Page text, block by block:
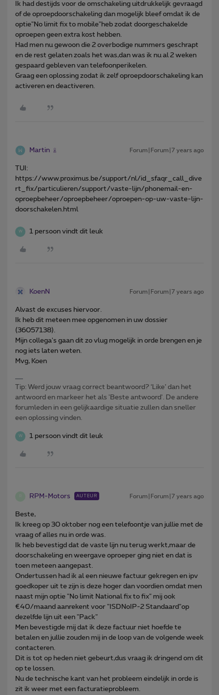
Ik had destijds voor de omschakeling uitdrukkelijk gevraagd
of de oproepdoorschakeling dan mogelijk bleef omdat ik de
optie"No limit fix to mobile"heb zodat doorgeschakelde
oproepen geen extra kost hebben.
Had men nu gewoon die 2 overbodige nummers geschrapt
en de rest gelaten zoals het was,dan was ik nu al 2 weken
gespaard gebleven van telefoonperikelen.
Graag een oplossing zodat ik zelf oproepdoorschakeling kan
activeren en deactiveren.
Martin Forum|Forum|7 years ago
TUI:
https://www.proximus.be/support/nl/id_sfaqr_call_dive
rt_fix/particulieren/support/vaste-lijn/phonemail-en-
oproepbeheer/oproepbeheer/oproepen-op-uw-vaste-lijn-
doorschakelen.html
W 1 persoon vindt dit leuk
KoenN Forum|Forum|7 years ago
Alvast de excuses hiervoor.
Ik heb dit meteen mee opgenomen in uw dossier
(36057138).
Mijn collega's gaan dit zo vlug mogelijk in orde brengen en je
nog iets laten weten.
Mvg, Koen
Tip: Werd jouw vraag correct beantwoord? ‘Like’ dan het
antwoord en markeer het als 'Beste antwoord'. De andere
forumleden in een gelijkaardige situatie zullen dan sneller
een oplossing vinden.
W 1 persoon vindt dit leuk
RPM-Motors AUTEUR Forum|Forum|7 years ago
Beste,
Ik kreeg op 30 oktober nog een telefoontje van jullie met de
vraag of alles nu in orde was.
Ik heb bevestigd dat de vaste lijn nu terug werkt,maar de
doorschakeling en weergave oproeper ging niet en dat is
toen meteen aangepast.
Ondertussen had ik al een nieuwe factuur gekregen en ipv
goedkoper uit te zijn is deze hoger dan voordien omdat men
naast mijn optie "No limit National fix to fix" mij ook
€40/maand aanrekent voor "ISDNoIP-2 Standaard"op
dezelfde lijn uit een "Pack"
Men bevestigde mij dat ik deze factuur niet hoefde te
betalen en jullie zouden mij in de loop van de volgende week
contacteren.
Dit is tot op heden niet gebeurt,dus vraag ik dringend om dit
op te lossen.
Nu de technische kant van het probleem eindelijk in orde is
zit ik weer met een facturatieprobleem.